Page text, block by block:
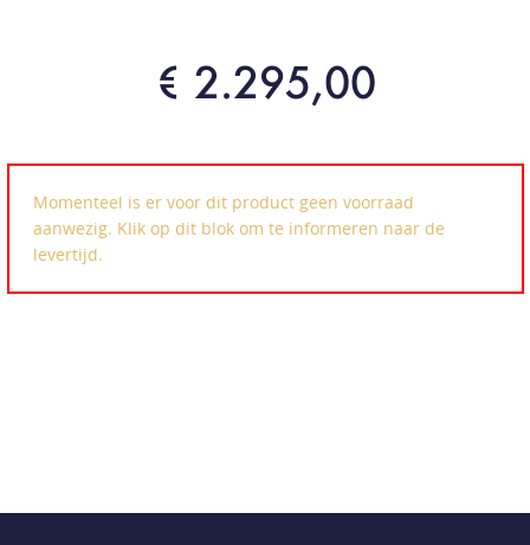
€ 2.295,00
Momenteel is er voor dit product geen voorraad
aanwezig. Klik op dit blok om te informeren naar de
levertijd.